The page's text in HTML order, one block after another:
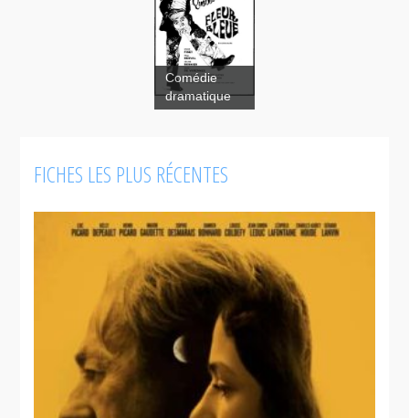
Fleur bleue
Comédie
dramatique
FICHES LES PLUS RÉCENTES